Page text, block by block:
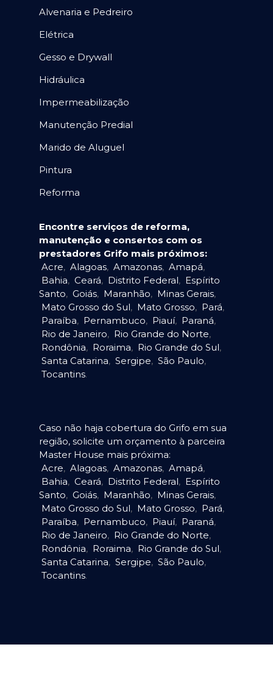
Alvenaria e Pedreiro
Elétrica
Gesso e Drywall
Hidráulica
Impermeabilização
Manutenção Predial
Marido de Aluguel
Pintura
Reforma
Encontre serviços de reforma,
manutenção e consertos com os
prestadores Grifo mais próximos:
Acre, Alagoas, Amazonas, Amapá,
Bahia, Ceará, Distrito Federal, Espírito
Santo, Goiás, Maranhão, Minas Gerais,
Mato Grosso do Sul, Mato Grosso, Pará,
Paraíba, Pernambuco, Piauí, Paraná,
Rio de Janeiro, Rio Grande do Norte,
Rondônia, Roraima, Rio Grande do Sul,
Santa Catarina, Sergipe, São Paulo,
Tocantins.
Caso não haja cobertura do Grifo em sua
região, solicite um orçamento à parceira
Master House mais próxima:
Acre, Alagoas, Amazonas, Amapá,
Bahia, Ceará, Distrito Federal, Espírito
Santo, Goiás, Maranhão, Minas Gerais,
Mato Grosso do Sul, Mato Grosso, Pará,
Paraíba, Pernambuco, Piauí, Paraná,
Rio de Janeiro, Rio Grande do Norte,
Rondônia, Roraima, Rio Grande do Sul,
Santa Catarina, Sergipe, São Paulo,
Tocantins.